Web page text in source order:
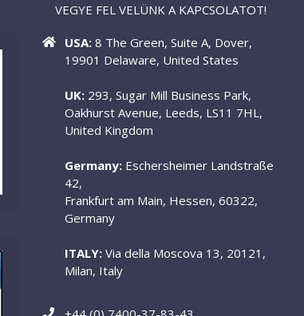
VEGYE FEL VELÜNK A KAPCSOLATOT!
USA: 8 The Green, Suite A, Dover,
19901 Delaware, United States
UK: 293, Sugar Mill Business Park,
Oakhurst Avenue, Leeds, LS11 7HL,
United Kingdom
Germany: Eschersheimer Landstraße
42,
Frankfurt am Main, Hessen, 60322,
Germany
ITALY: Via della Moscova 13, 20121,
Milan, Italy